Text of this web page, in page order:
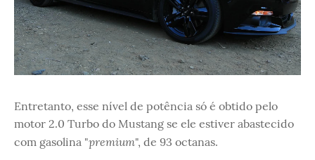
Entretanto, esse nível de potência só é obtido pelo
motor 2.0 Turbo do Mustang se ele estiver abastecido
com gasolina "premium", de 93 octanas.